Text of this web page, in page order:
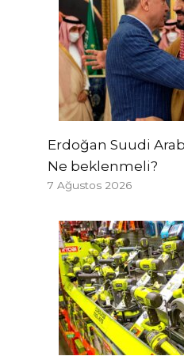
Erdoğan Suudi
Ne beklenmeli?
7 Ağustos 2026